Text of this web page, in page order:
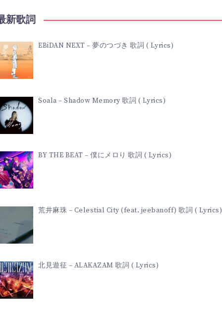
新歌詞
EBiDAN NEXT – 夢のつづき 歌詞 ( Lyrics)
Soala – Shadow Memory 歌詞 ( Lyrics)
BY THE BEAT – 僕にメロり 歌詞 ( Lyrics)
荒井麻珠 – Celestial City (feat. jeebanoff) 歌詞 ( Lyrics)
北見遊征 – ALAKAZAM 歌詞 ( Lyrics)